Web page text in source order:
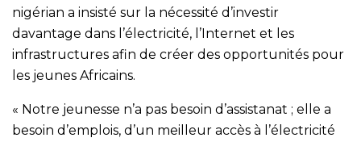
nigérian a insisté sur la nécessité d’investir
davantage dans l’électricité, l’Internet et les
infrastructures afin de créer des opportunités pour
les jeunes Africains.
« Notre jeunesse n’a pas besoin d’assistanat ; elle a
besoin d’emplois, d’un meilleur accès à l’électricité